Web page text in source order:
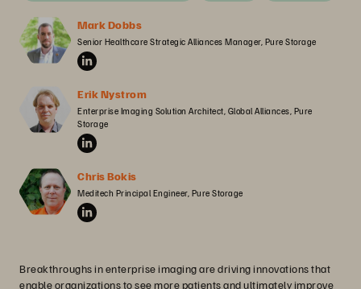
Mark Dobbs
Senior Healthcare Strategic Alliances Manager, Pure Storage
Erik Nystrom
Enterprise Imaging Solution Architect, Global Alliances, Pure
Storage
Chris Bokis
Meditech Principal Engineer, Pure Storage
Breakthroughs in enterprise imaging are driving innovations that
enable organizations to see more patients and ultimately improve